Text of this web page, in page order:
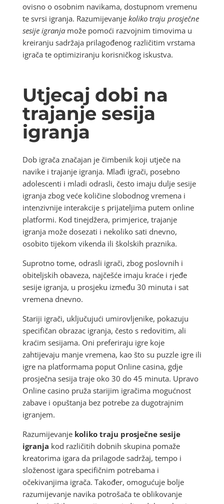
ovisno o osobnim navikama, dostupnom vremenu
te svrsi igranja. Razumijevanje koliko traju prosječne
sesije igranjamože pomoći razvojnim timovima u
kreiranju sadržaja prilagođenog različitim vrstama
igrača te optimiziranju korisničkog iskustva.
Utjecaj dobi na
trajanje sesija
igranja
Dob igrača značajan je čimbenik koji utječe na
navike i trajanje igranja. Mlađi igrači, posebno
adolescenti i mladi odrasli, često imaju dulje sesije
igranja zbog veće količine slobodnog vremena i
intenzivnije interakcije s prijateljima putem online
platformi. Kod tinejdžera, primjerice, trajanje
igranja može dosezati i nekoliko sati dnevno,
osobito tijekom vikenda ili školskih praznika.
Suprotno tome, odrasli igrači, zbog poslovnih i
obiteljskih obaveza, najčešće imaju kraće i rjeđe
sesije igranja, u prosjeku između 30 minuta i sat
vremena dnevno.
Stariji igrači, uključujući umirovljenike, pokazuju
specifičan obrazac igranja, često s redovitim, ali
kraćim sesijama. Oni preferiraju igre koje
zahtijevaju manje vremena, kao što su puzzle igre ili
igre na platformama poput Online casina, gdje
prosječna sesija traje oko 30 do 45 minuta. Upravo
Online casino pruža starijim igračima mogućnost
zabave i opuštanja bez potrebe za dugotrajnim
igranjem.
Razumijevanje koliko traju prosječne sesije
igranja kod različitih dobnih skupina pomaže
kreatorima igara da prilagode sadržaj, tempo i
složenost igara specifičnim potrebama i
očekivanjima igrača. Također, omogućuje bolje
razumijevanje navika potrošača te oblikovanje